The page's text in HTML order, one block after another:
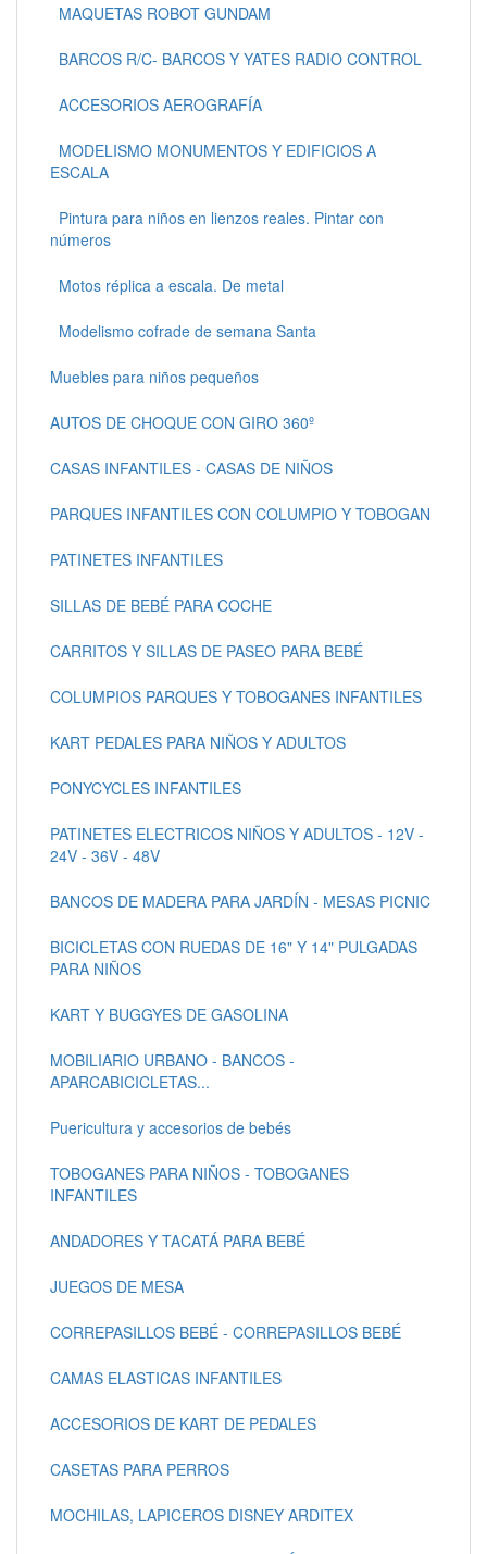
MAQUETAS ROBOT GUNDAM
BARCOS R/C- BARCOS Y YATES RADIO CONTROL
ACCESORIOS AEROGRAFÍA
MODELISMO MONUMENTOS Y EDIFICIOS A
ESCALA
Pintura para niños en lienzos reales. Pintar con
números
Motos réplica a escala. De metal
Modelismo cofrade de semana Santa
Muebles para niños pequeños
AUTOS DE CHOQUE CON GIRO 360º
CASAS INFANTILES - CASAS DE NIÑOS
PARQUES INFANTILES CON COLUMPIO Y TOBOGAN
PATINETES INFANTILES
SILLAS DE BEBÉ PARA COCHE
CARRITOS Y SILLAS DE PASEO PARA BEBÉ
COLUMPIOS PARQUES Y TOBOGANES INFANTILES
KART PEDALES PARA NIÑOS Y ADULTOS
PONYCYCLES INFANTILES
PATINETES ELECTRICOS NIÑOS Y ADULTOS - 12V -
24V - 36V - 48V
BANCOS DE MADERA PARA JARDÍN - MESAS PICNIC
BICICLETAS CON RUEDAS DE 16" Y 14" PULGADAS
PARA NIÑOS
KART Y BUGGYES DE GASOLINA
MOBILIARIO URBANO - BANCOS -
APARCABICICLETAS...
Puericultura y accesorios de bebés
TOBOGANES PARA NIÑOS - TOBOGANES
INFANTILES
ANDADORES Y TACATÁ PARA BEBÉ
JUEGOS DE MESA
CORREPASILLOS BEBÉ - CORREPASILLOS BEBÉ
CAMAS ELASTICAS INFANTILES
ACCESORIOS DE KART DE PEDALES
CASETAS PARA PERROS
MOCHILAS, LAPICEROS DISNEY ARDITEX